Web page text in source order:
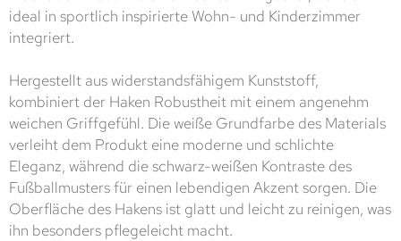
ideal in sportlich inspirierte Wohn- und Kinderzimmer
integriert.
Hergestellt aus widerstandsfähigem Kunststoff,
kombiniert der Haken Robustheit mit einem angenehm
weichen Griffgefühl. Die weiße Grundfarbe des Materials
verleiht dem Produkt eine moderne und schlichte
Eleganz, während die schwarz-weißen Kontraste des
Fußballmusters für einen lebendigen Akzent sorgen. Die
Oberfläche des Hakens ist glatt und leicht zu reinigen, was
ihn besonders pflegeleicht macht.